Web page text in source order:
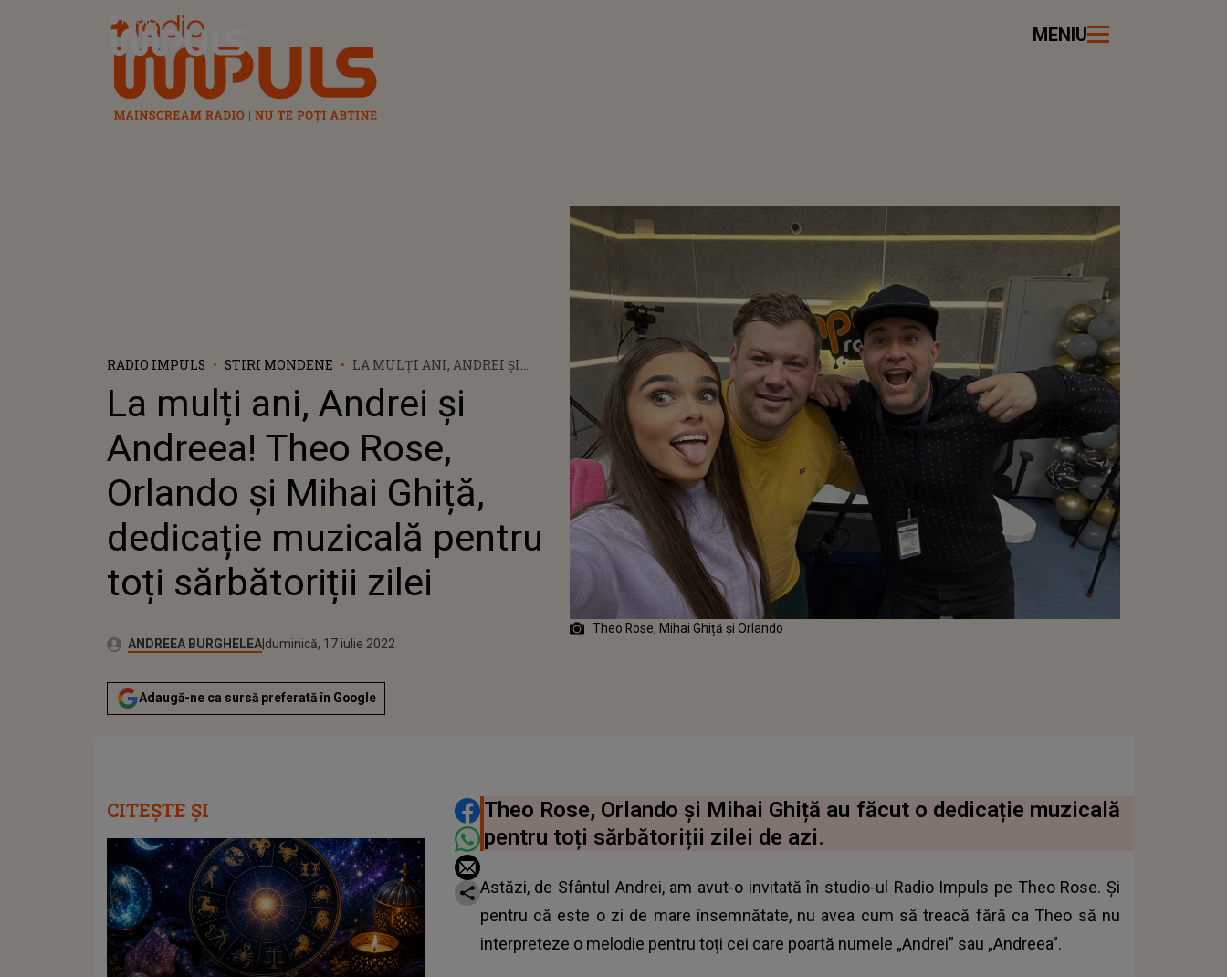
Radio Impuls MENIU
RADIO IMPULS STIRI MONDENE
LA MULȚI ANI, ANDREI ȘI
ȘI MIHAI GHIȚĂ, DEDICAȚIE
MUZICALĂ PENTRU TOȚI
SĂRBĂTORIȚII ZILEI
La mulți ani, Andrei și
Andreea! Theo Rose,
Orlando și Mihai Ghiță,
dedicație muzicală pentru
toți sărbătoriții zilei
Autor:ANDREEA BURGHELEAPublicat:
luni, 30 noiembrie 2020
Actualizat:
duminică, 17 iulie 2022
Adaugă-ne ca sursă preferată în Google
Theo Rose, Mihai Ghiță și Orlando
DISTRIBUIE ARTICOLUL
Theo Rose, Orlando și Mihai Ghiță au făcut o dedicație muzicală
pentru toți sărbătoriții zilei de azi.
Astăzi, de Sfântul Andrei, am avut-o invitată în studio-ul Radio Impuls pe Theo Rose. Și
pentru că este o zi de mare însemnătate, nu avea cum să treacă fără ca Theo să nu
interpreteze o melodie pentru toți cei care poartă numele „Andrei” sau „Andreea”.
CITEȘTE ȘI